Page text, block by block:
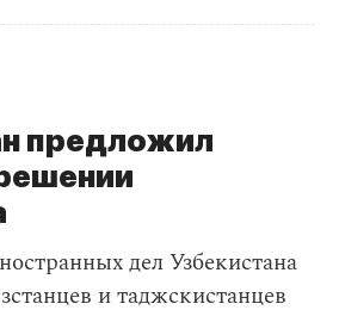
предложил
дел Узбекистана
и таджскистанцев